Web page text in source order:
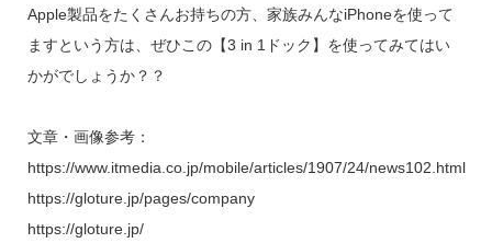
Apple製品をたくさんお持ちの方、家族みんなiPhoneを使って
ますという方は、ぜひこの【3 in 1ドック】を使ってみてはい
かがでしょうか？？
文章・画像参考：
https://www.itmedia.co.jp/mobile/articles/1907/24/news102.html
https://gloture.jp/pages/company
https://gloture.jp/